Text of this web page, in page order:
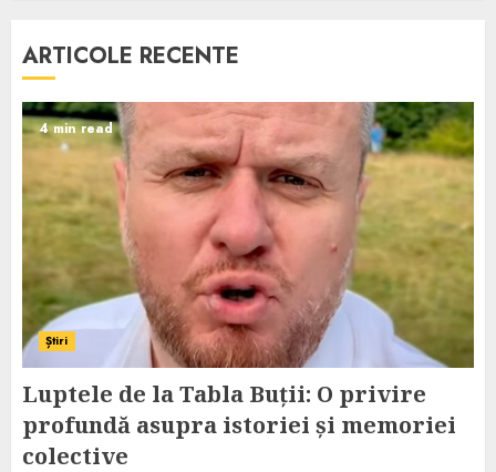
ARTICOLE RECENTE
4 min read
Știri
Luptele de la Tabla Buții: O privire
profundă asupra istoriei și memoriei
colective